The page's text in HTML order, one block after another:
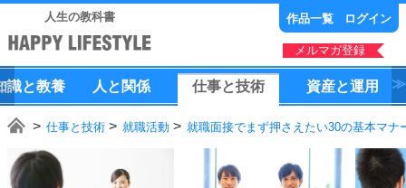
人生の教科書 作品一覧 ログイン
メルマガ登録
識と教養 人 と 関係 仕事と技術 資産と運用
仕事と技術 就職活動 就職面接でまず押さえたい30の基本マナ